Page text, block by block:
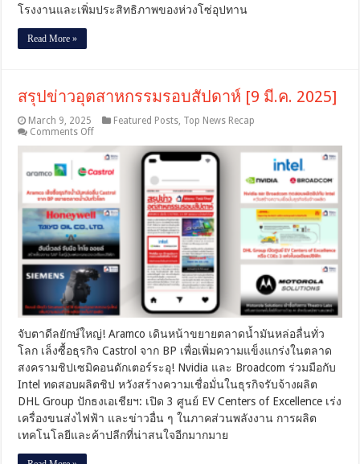
โรงงานและเพิ่มประสิทธิภาพของห่วงโซ่อุปทาน
Read More »
สรุปข่าวอุตสาหกรรมรอบสัปดาห์ [9 มี.ค. 2025]
March 9, 2025 Featured Posts Top News Recap
Comments Offon
สรุป
ข่าว
อุตสาหกรรม
รอบ
สัปดาห์
[9
มี.ค.
2025]
จับตาดีลยักษ์ใหญ่! Aramco เดินหน้าขยายตลาดน้ำมันหล่อลื่นทั่ว
โลก เล็งซื้อธุรกิจ Castrol จาก BP เพื่อเพิ่มความแข็งแกร่งในตลาด
สงครามชิปเซมิคอนดักเตอร์ระอุ! Nvidia และ Broadcom ร่วมมือกับ
Intel ทดสอบผลิตชิป หวังสร้างความเชื่อมั่นในธุรกิจรับจ้างผลิต
DHL Group ปักธงเอเชียฯ: เปิด 3 ศูนย์ EV Centers of Excellence เร่ง
เครื่องขนส่งไฟฟ้า และข่าวอื่น ๆ ในภาคส่วนพลังงาน การผลิต
เทคโนโลยีและค้าปลีกที่น่าสนใจอีกมากมาย